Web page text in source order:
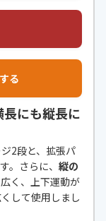
る
にも縦長に
2段と、拡張パ
。さらに、 縦の
く、上下運動が
して使用しまし